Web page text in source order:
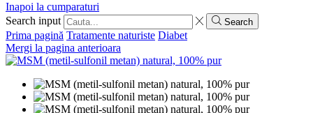
Inapoi la cumparaturi
Search input
Search
Prima pagină Tratamente naturiste Diabet
Mergi la pagina anterioara